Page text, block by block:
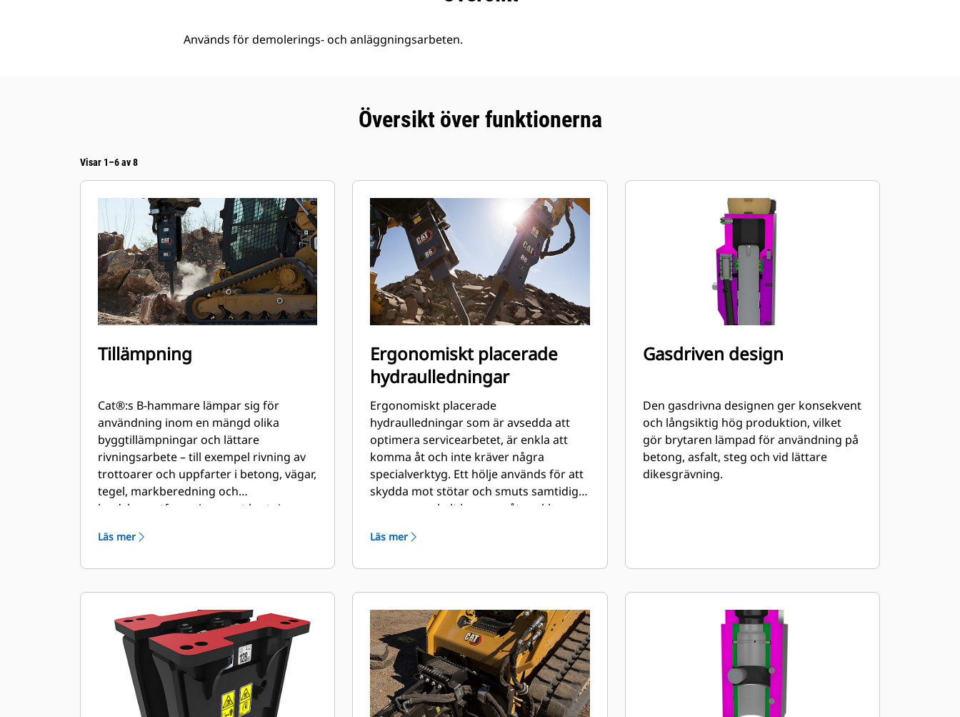
Används för demolerings- och anläggningsarbeten.
Översikt över funktionerna
Visar 1–6 av 8
Tillämpning
Cat®:s B-hammare lämpar sig för
användning inom en mängd olika
byggtillämpningar och lättare
rivningsarbete – till exempel rivning av
trottoarer och uppfarter i betong, vägar,
tegel, markberedning och
landskapsutformning samt brytning av
eller teleledningar.
Läs mer
Ergonomiskt placerade
hydraulledningar
Ergonomiskt placerade
hydraulledningar som är avsedda att
optimera servicearbetet, är enkla att
komma åt och inte kräver några
specialverktyg. Ett hölje används för att
skydda mot stötar och smuts samtidigt
som man enkelt kommer åt nycklarna.
huvudtrycket kan kontrolleras och
övervakning av brytarens skick.
Läs mer
Gasdriven design
Den gasdrivna designen ger konsekvent
och långsiktig hög produktion, vilket
gör brytaren lämpad för användning på
betong, asfalt, steg och vid lättare
dikesgrävning.